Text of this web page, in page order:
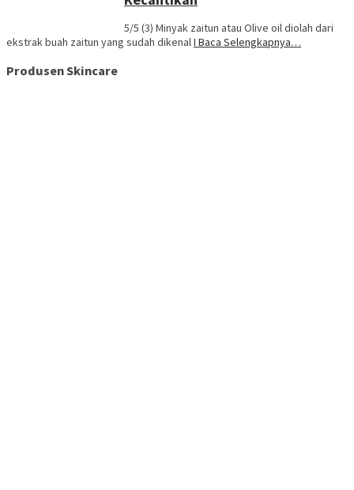
5/5 (3) Minyak zaitun atau Olive oil diolah dari
ekstrak buah zaitun yang sudah dikenalI Baca Selengkapnya…
Produsen Skincare